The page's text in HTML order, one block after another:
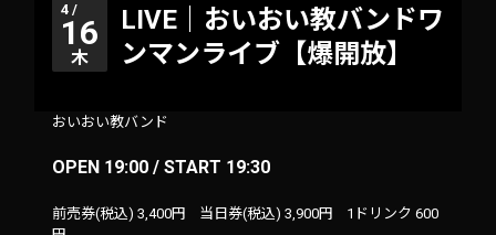
4 /
16
木
LIVE｜おいおい教バンドワ
ンマンライブ【爆開放】
おいおい教バンド
OPEN 19:00 / START 19:30
前売券(税込) 3,400円 当日券(税込) 3,900円 1ドリンク 600